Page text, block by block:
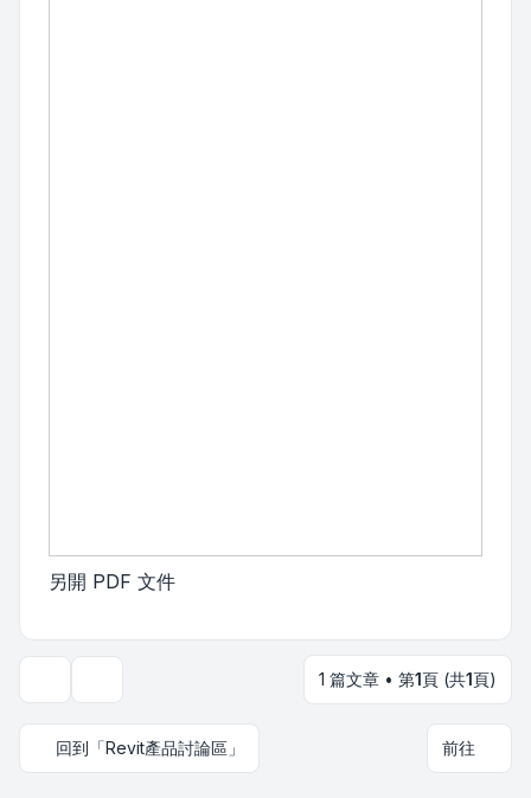
另開 PDF 文件
1 篇文章 • 第1頁 (共1頁)
回到「Revit產品討論區」 前往